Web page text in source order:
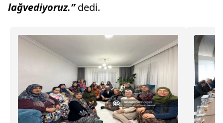
lağvediyoruz.”dedi.